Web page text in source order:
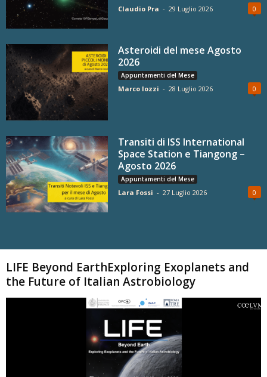
Claudio Pra - 29 Luglio 2026 0
Asteroidi del mese Agosto
2026
Appuntamenti del Mese
Marco Iozzi - 28 Luglio 2026 0
Transiti di ISS International
Space Station e Tiangong –
Agosto 2026
Appuntamenti del Mese
Lara Fossi - 27 Luglio 2026 0
LIFE Beyond EarthExploring Exoplanets and
the Future of Italian Astrobiology